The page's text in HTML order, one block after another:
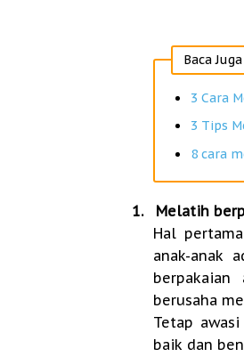
Baca Juga
3 Cara
3 Tips
8 cara
1.
Melatih
Hal
anak-anak
berusaha
Tetap
baik dan